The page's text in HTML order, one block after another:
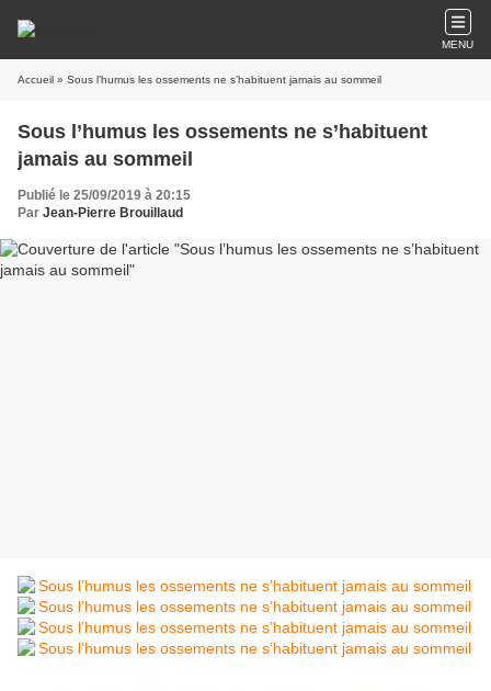
MENU
Accueil » Sous l’humus les ossements ne s’habituent jamais au sommeil
Sous l’humus les ossements ne s’habituent
jamais au sommeil
Publié le 25/09/2019 à 20:15
Par Jean-Pierre Brouillaud